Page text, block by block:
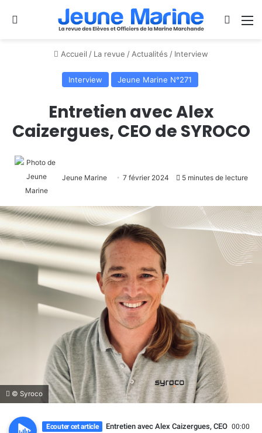
Se connecter
Accueil / La revue / Actualités / Interview
Interview Jeune Marine N°271
Entretien avec Alex
Caizergues, CEO de SYROCO
Jeune Marine 7 février 2024 5 minutes de lecture
© Syroco
Ecouter cet article Entretien avec Alex Caizergues, CEO de00:00